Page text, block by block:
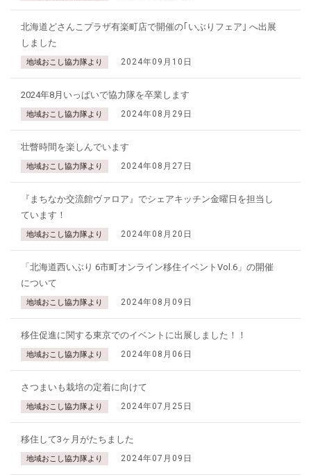
北海道どさんこプラザ有楽町店で開催の｢いぶりフェア｣ へ出展
しました
地域おこし協力隊より 2024年09月10日
2024年8月いっぱいで協力隊を卒業します
地域おこし協力隊より 2024年08月29日
壮瞥時間を楽しんでいます
地域おこし協力隊より 2024年08月27日
『まちなか交流館ヴァロア』でシェアキッチン金曜日を担当し
ています！
地域おこし協力隊より 2024年08月20日
「北海道西いぶり 6市町オンライン移住イベントVol.6」の開催
について
地域おこし協力隊より 2024年08月09日
移住促進に関する東京でのイベントに出展しました！！
地域おこし協力隊より 2024年08月06日
さつまいも栽培の定着に向けて
地域おこし協力隊より 2024年07月25日
移住して3ヶ月がたちました
地域おこし協力隊より 2024年07月09日